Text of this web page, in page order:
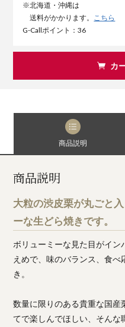
※北海道・沖縄は
送料がかかります。 こちら
G-Callポイント：36
カ
商品説明
商品説明
大粒の渋皮栗が丸ごと
ーな生どら焼きです。
ボリューミーな見た目がイ
えめで、味のバランス、食
き。
数量に限りのある貴重な国
てで楽しんでほしい、そん